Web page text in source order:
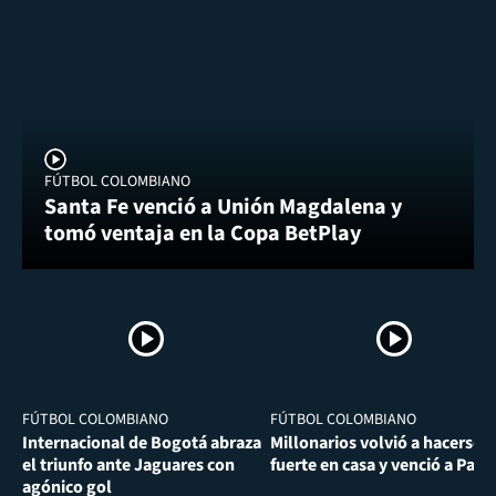
FÚTBOL COLOMBIANO
Santa Fe venció a Unión Magdalena y
tomó ventaja en la Copa BetPlay
FÚTBOL COLOMBIANO
Internacional de Bogotá abraza
el triunfo ante Jaguares con
agónico gol
FÚTBOL COLOMBIANO
Millonarios volvió a hacerse
fuerte en casa y venció a